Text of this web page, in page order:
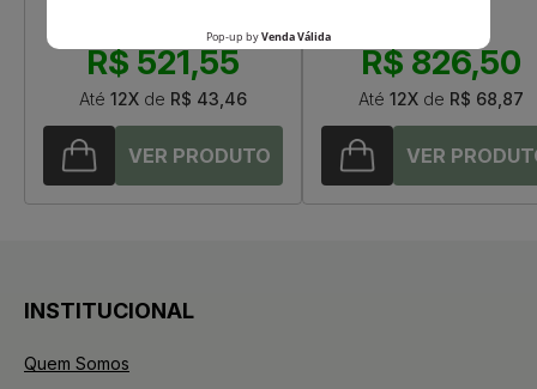
R$ 521,55
Até 12X de R$ 43,46
R$ 826,50
Até 12X de R$ 68,87
INSTITUCIONAL
Quem Somos